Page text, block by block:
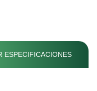
ESPECIFICACIONES